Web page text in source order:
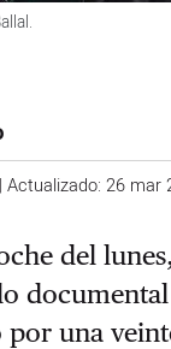
26 mar
del
documental
por una